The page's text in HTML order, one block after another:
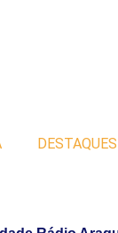
DESTAQUES